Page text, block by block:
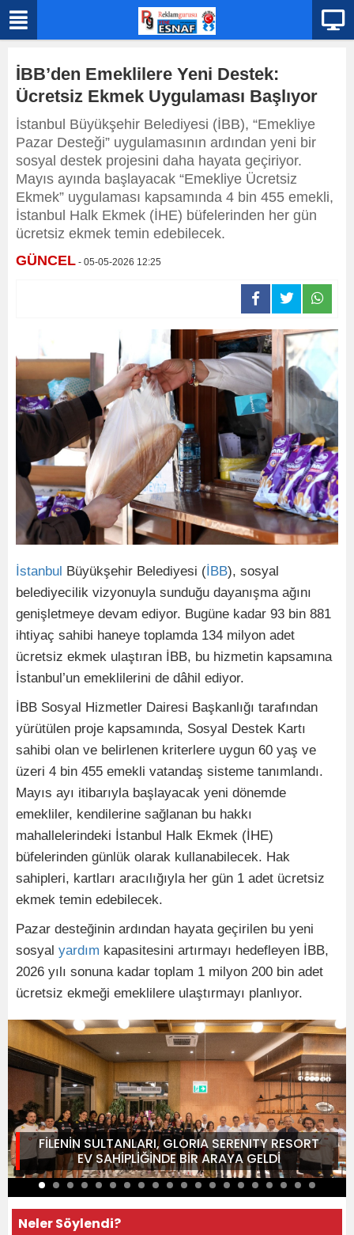
İBB’den Emeklilere Yeni Destek:
Ücretsiz Ekmek Uygulaması Başlıyor
İstanbul Büyükşehir Belediyesi (İBB), “Emekliye
Pazar Desteği” uygulamasının ardından yeni bir
sosyal destek projesini daha hayata geçiriyor.
Mayıs ayında başlayacak “Emekliye Ücretsiz
Ekmek” uygulaması kapsamında 4 bin 455 emekli,
İstanbul Halk Ekmek (İHE) büfelerinden her gün
ücretsiz ekmek temin edebilecek.
GÜNCEL - 05-05-2026 12:25
İstanbul Büyükşehir Belediyesi (İBB), sosyal
belediyecilik vizyonuyla sunduğu dayanışma ağını
genişletmeye devam ediyor. Bugüne kadar 93 bin 881
ihtiyaç sahibi haneye toplamda 134 milyon adet
ücretsiz ekmek ulaştıran İBB, bu hizmetin kapsamına
İstanbul’un emeklilerini de dâhil ediyor.
İBB Sosyal Hizmetler Dairesi Başkanlığı tarafından
yürütülen proje kapsamında, Sosyal Destek Kartı
sahibi olan ve belirlenen kriterlere uygun 60 yaş ve
üzeri 4 bin 455 emekli vatandaş sisteme tanımlandı.
Mayıs ayı itibarıyla başlayacak yeni dönemde
emekliler, kendilerine sağlanan bu hakkı
mahallelerindeki İstanbul Halk Ekmek (İHE)
büfelerinden günlük olarak kullanabilecek. Hak
sahipleri, kartları aracılığıyla her gün 1 adet ücretsiz
ekmek temin edebilecek.
Pazar desteğinin ardından hayata geçirilen bu yeni
sosyal yardım kapasitesini artırmayı hedefleyen İBB,
2026 yılı sonuna kadar toplam 1 milyon 200 bin adet
ücretsiz ekmeği emeklilere ulaştırmayı planlıyor.
FİLENİN SULTANLARI, GLORIA SERENITY RESORT
EV SAHİPLİĞİNDE BİR ARAYA GELDİ
Neler Söylendi?